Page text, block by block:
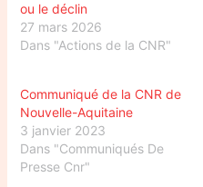
ou le déclin
27 mars 2026
Dans "Actions de la CNR"
Communiqué de la CNR de
Nouvelle-Aquitaine
3 janvier 2023
Dans "Communiqués De
Presse Cnr"